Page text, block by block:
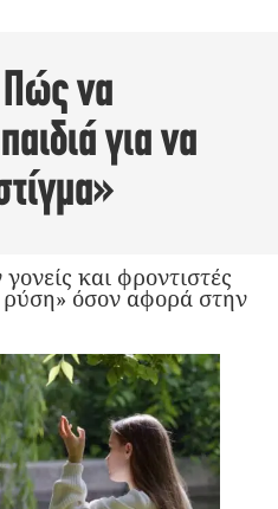
να
για να
και φροντιστές
όσον αφορά στην